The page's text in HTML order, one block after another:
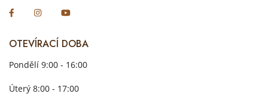
OTEVÍRACÍ DOBA
Pondělí 9:00 - 16:00
Úterý 8:00 - 17:00